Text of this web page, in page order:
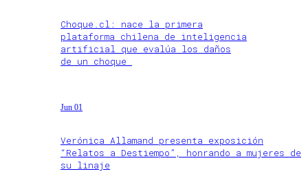
Choque.cl: nace la primera
plataforma chilena de inteligencia
artificial que evalúa los daños
de un choque
Jun 01
Verónica Allamand presenta exposición
“Relatos a Destiempo”, honrando a mujeres de
su linaje